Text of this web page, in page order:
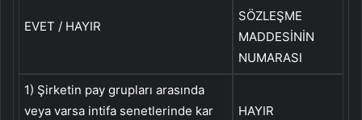
EVET / HAYIR
SÖZLEŞME
MADDESİNİN
NUMARASI
1) Şirketin pay grupları arasında
veya varsa intifa senetlerinde kar
HAYIR